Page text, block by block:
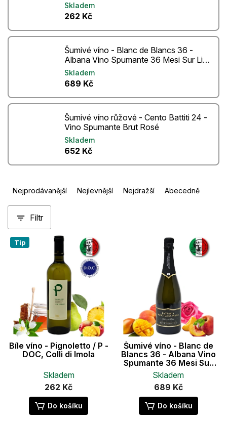
Skladem
262 Kč
Šumivé víno - Blanc de Blancs 36 -
Albana Vino Spumante 36 Mesi Sur Lie
Pas dose’
Skladem
689 Kč
Šumivé víno růžové - Cento Battiti 24 -
Vino Spumante Brut Rosé
Skladem
652 Kč
Ř
z
n
p
Nejprodávanější Nejlevnější Nejdražší Abecedně
Filtr
V
ý
u
k
Tip
Bíle víno - Pignoletto / P -
DOC, Colli di Imola
Skladem
262 Kč
Do košíku
Šumivé víno - Blanc de
Blancs 36 - Albana Vino
Spumante 36 Mesi Sur
Lie Pas dose’
Skladem
689 Kč
Do košíku